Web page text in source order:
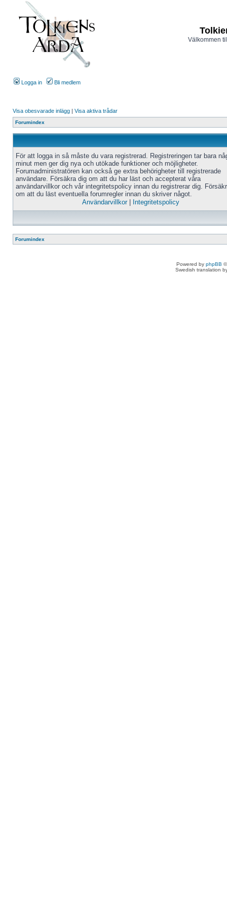
Välkommen
Logga in Bli medlem
Visa obesvarade inlägg | Visa aktiva trådar
Forumindex
För att logga in så måste du vara registrerad. Registreringen tar bara
minut men ger dig nya och utökade funktioner och möjligheter.
Forumadministratören kan också ge extra behörigheter till registrerade
användare. Försäkra dig om att du har läst och accepterat våra
användarvillkor och vår integritetspolicy innan du registrerar dig.
om att du läst eventuella forumregler innan du skriver något.
Användarvillkor| Integritetspolicy
Forumindex
Powered by phpBB
Swedish translation